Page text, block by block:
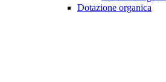
Dotazione organica